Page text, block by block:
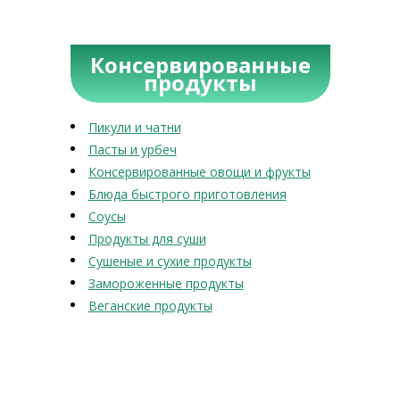
Консервированные
продукты
Пикули и чатни
Пасты и урбеч
Консервированные овощи и фрукты
Блюда быстрого приготовления
Соусы
Продукты для суши
Сушеные и сухие продукты
Замороженные продукты
Веганские продукты